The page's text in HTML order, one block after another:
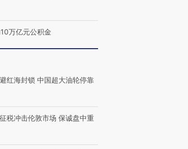
10万亿元公积金
红海封锁 中国超大油轮停靠
税冲击伦敦市场 保诚盘中重